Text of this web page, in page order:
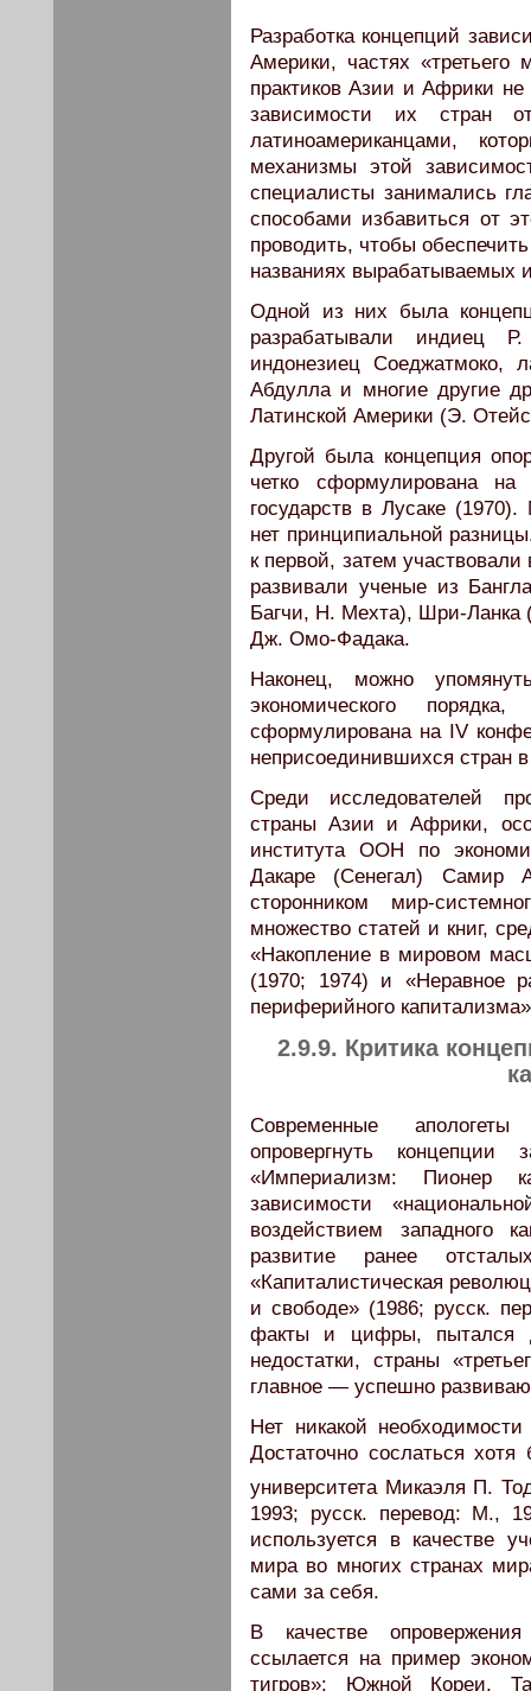
Разработка концепций
Америки, частях
практиков Азии и Африки
зависимости их стран
латиноамериканцами,
механизмы этой
специалисты занимались
способами избавиться от
проводить, чтобы
названиях вырабатываемых
Одной из них была
разрабатывали индиец
индонезиец Соеджатмоко,
Абдулла и многие другие
Латинской Америки (Э.
Другой была концепция
четко сформулирована
государств в Лусаке
нет принципиальной
к первой, затем
развивали ученые из
Багчи, Н. Мехта), Шри-Ланка
Дж. Омо-Фадака.
Наконец, можно
экономического
сформулирована на IV
неприсоединившихся стран
Среди исследователей
страны Азии и Африки,
института ООН по
Дакаре (Сенегал) Самир
сторонником мир-
множество статей и книг,
«Накопление в мировом
(1970; 1974) и «Неравное
периферийного
2.9.9. Критика
Современные
опровергнуть
«Империализм: Пионер
зависимости
воздействием западного
развитие ранее
«Капиталистическая
и свободе» (1986; русск.
факты и цифры, пытался
недостатки, страны
главное — успешно
Нет никакой
Достаточно сослаться
университета Микаэля П.
1993; русск. перевод: М.,
используется в качестве
мира во многих странах
сами за себя.
В качестве
ссылается на пример
тигров»: Южной Кореи,